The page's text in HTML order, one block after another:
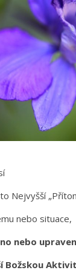
Nejvyšší
nebo situace,
nebo
Božskou